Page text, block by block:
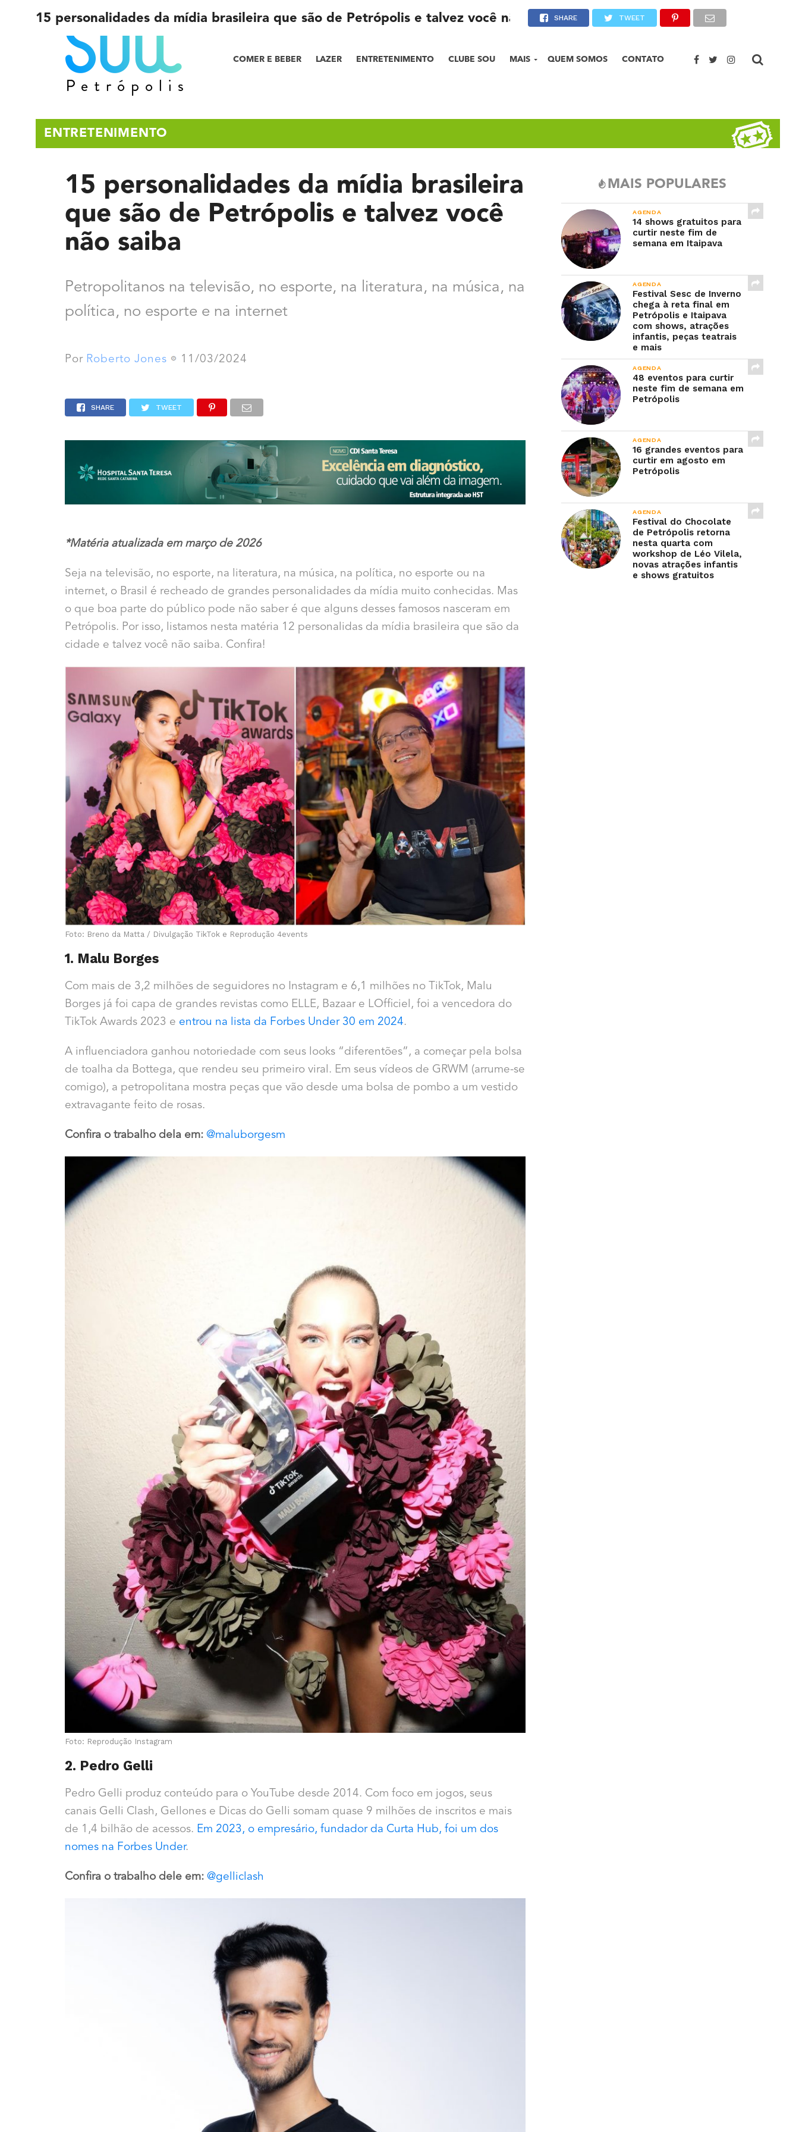
COMER E BEBER LAZER ENTRETENIMENTO CLUBE SOU MAIS QUEM SOMOS CONTATO
15 personalidades da mídia brasileira que são de Petrópolis e talvez você não saibaSHARE TWEET
ENTRETENIMENTO
15 personalidades da mídia brasileira
que são de Petrópolis e talvez você
não saiba
Petropolitanos na televisão, no esporte, na literatura, na música, na
política, no esporte e na internet
Por Roberto Jones 11/03/2024
SHARE TWEET
*Matéria atualizada em março de 2026
Seja na televisão, no esporte, na literatura, na música, na política, no esporte ou na
internet, o Brasil é recheado de grandes personalidades da mídia muito conhecidas. Mas
o que boa parte do público pode não saber é que alguns desses famosos nasceram em
Petrópolis. Por isso, listamos nesta matéria 12 personalidas da mídia brasileira que são da
cidade e talvez você não saiba. Confira!
Foto: Breno da Matta / Divulgação TikTok e Reprodução 4events
1. Malu Borges
Com mais de 3,2 milhões de seguidores no Instagram e 6,1 milhões no TikTok, Malu
Borges já foi capa de grandes revistas como ELLE, Bazaar e LOfficiel, foi a vencedora do
TikTok Awards 2023 e entrou na lista da Forbes Under 30 em 2024.
A influenciadora ganhou notoriedade com seus looks “diferentões”, a começar pela bolsa
de toalha da Bottega, que rendeu seu primeiro viral. Em seus vídeos de GRWM (arrume-se
comigo), a petropolitana mostra peças que vão desde uma bolsa de pombo a um vestido
extravagante feito de rosas.
Confira o trabalho dela em: @maluborgesm
Foto: Reprodução Instagram
2. Pedro Gelli
Pedro Gelli produz conteúdo para o YouTube desde 2014. Com foco em jogos, seus
canais Gelli Clash, Gellones e Dicas do Gelli somam quase 9 milhões de inscritos e mais
de 1,4 bilhão de acessos. Em 2023, o empresário, fundador da Curta Hub, foi um dos
nomes na Forbes Under.
Confira o trabalho dele em:@gelliclash
MAIS POPULARES
AGENDA
14 shows gratuitos para
curtir neste fim de
semana em Itaipava
AGENDA
Festival Sesc de Inverno
chega à reta final em
Petrópolis e Itaipava
com shows, atrações
infantis, peças teatrais
e mais
AGENDA
48 eventos para curtir
neste fim de semana em
Petrópolis
AGENDA
16 grandes eventos para
curtir em agosto em
Petrópolis
AGENDA
Festival do Chocolate
de Petrópolis retorna
nesta quarta com
workshop de Léo Vilela,
novas atrações infantis
e shows gratuitos